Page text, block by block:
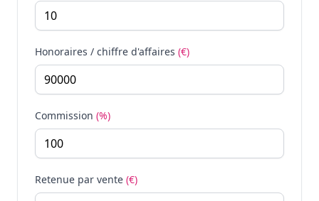
Honoraires / chiffre d'affaires (€)
Commission (%)
Retenue par vente (€)